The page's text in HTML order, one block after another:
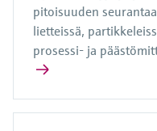
pitoisuuden
lietteissä,
prosessi- ja